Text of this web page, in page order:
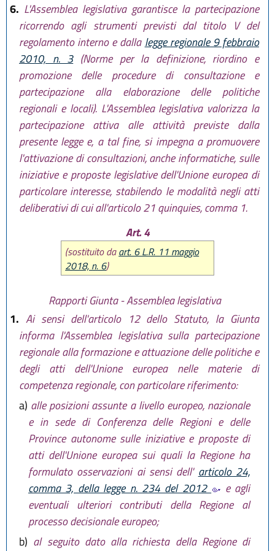
6. L'Assemblea legislativa garantisce la partecipazione
ricorrendo agli strumenti previsti dal titolo V del
regolamento interno e dalla legge regionale 9 febbraio
2010, n. 3(Norme per la definizione, riordino e
promozione delle procedure di consultazione e
partecipazione alla elaborazione delle politiche
regionali e locali). L'Assemblea legislativa valorizza la
partecipazione attiva alle attività previste dalla
presente legge e, a tal fine, si impegna a promuovere
l'attivazione di consultazioni, anche informatiche, sulle
iniziative e proposte legislative dell'Unione europea di
particolare interesse, stabilendo le modalità negli atti
deliberativi di cui all'articolo 21 quinquies, comma 1.
Art. 4
(sostituito daart. 6 L.R. 11 maggio
2018, n. 6)
Rapporti Giunta - Assemblea legislativa
1. Ai sensi dell'articolo 12 dello Statuto, la Giunta
informa l'Assemblea legislativa sulla partecipazione
regionale alla formazione e attuazione delle politiche e
degli atti dell'Unione europea nelle materie di
competenza regionale, con particolare riferimento:
a) alle posizioni assunte a livello europeo, nazionale
e in sede di Conferenza delle Regioni e delle
Province autonome sulle iniziative e proposte di
atti dell'Unione europea sui quali la Regione ha
formulato osservazioni ai sensi dell' articolo 24,
comma 3, della legge n. 234 del 2012
e agli
eventuali ulteriori contributi della Regione al
processo decisionale europeo;
b) al seguito dato alla richiesta della Regione di